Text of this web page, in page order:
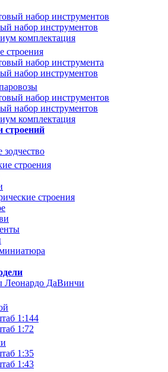
набор инструментов
набор инструментов
комплектация
строения
набор инструмента
набор инструментов
набор инструментов
набор инструментов
комплектация
строений
зодчество
строения
строения
Леонардо ДаВинчи
1:144
1:72
1:35
1:43